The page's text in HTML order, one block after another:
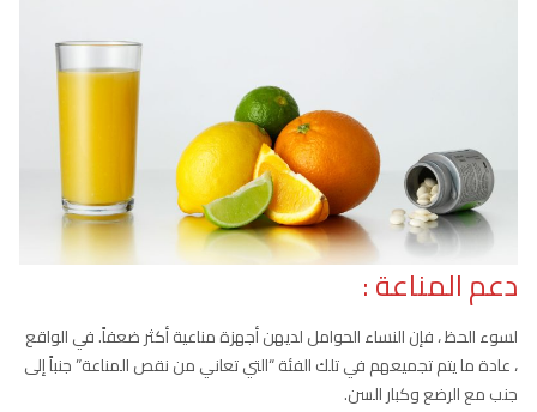
دعم المناعة :
لسوء الحظ ، فإن النساء الحوامل لديهن أجهزة مناعية أكثر ضعفاً. في الواقع
، عادة ما يتم تجميعهم في تلك الفئة “التي تعاني من نقص المناعة” جنباً إلى
جنب مع الرضع وكبار السن.